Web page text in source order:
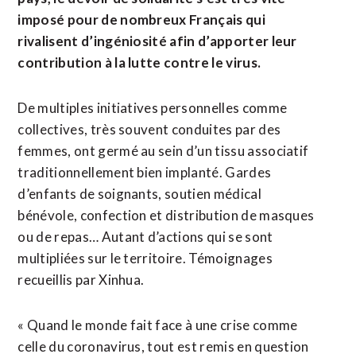
imposé pour de nombreux Français qui
rivalisent d’ingéniosité afin d’apporter leur
contribution à la lutte contre le virus.
De multiples initiatives personnelles comme
collectives, très souvent conduites par des
femmes, ont germé au sein d’un tissu associatif
traditionnellement bien implanté. Gardes
d’enfants de soignants, soutien médical
bénévole, confection et distribution de masques
ou de repas… Autant d’actions qui se sont
multipliées sur le territoire. Témoignages
recueillis par Xinhua.
« Quand le monde fait face à une crise comme
celle du coronavirus, tout est remis en question